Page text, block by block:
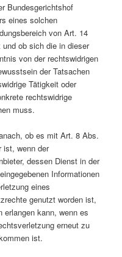
Bundesgerichtshof
eines solchen
von Art. 14
ob sich die in dieser
von der rechtswidrigen
der Tatsachen
Tätigkeit oder
rechtswidrige
muss.
ob es mit Art. 8 Abs.
ist, wenn der
dessen Dienst in der
Informationen
eines
genutzt worden ist,
erlangen kann, wenn es
erneut zu
ist.